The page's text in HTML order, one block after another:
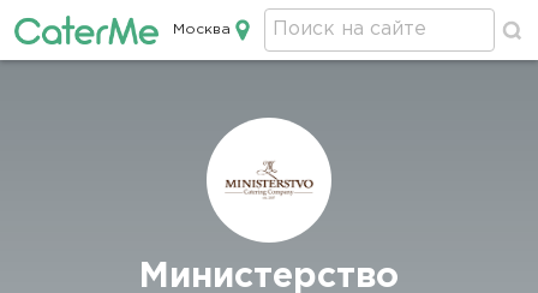
Кейтеринг в Москве
Москва
Министерство